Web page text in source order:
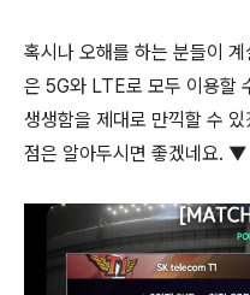
혹시나 오해를 하는 분들이
은 5G와 LTE로 모두 이용할
생생함을 제대로 만끽할 수
점은 알아두시면 좋겠네요. ▼